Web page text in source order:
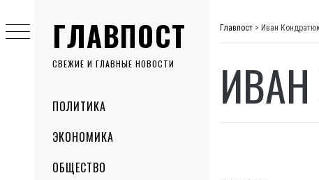
ГЛАВПОСТ
СВЕЖИЕ И ГЛАВНЫЕ НОВОСТИ
MenuПОЛИТИКА
ЭКОНОМИКА
ОБЩЕСТВО
to
content
Главпост > Иван